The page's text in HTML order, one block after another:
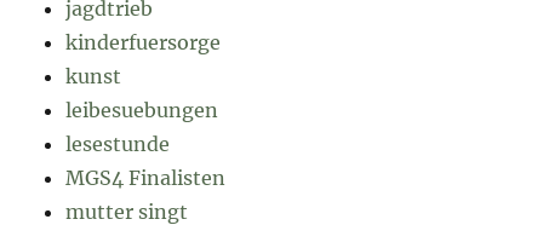
jagdtrieb
kinderfuersorge
kunst
leibesuebungen
lesestunde
MGS4 Finalisten
mutter singt